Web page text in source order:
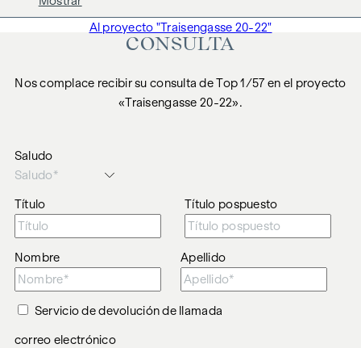
Al proyecto "Traisengasse 20-22"
CONSULTA
Nos complace recibir su consulta de Top 1/57 en el proyecto
«Traisengasse 20-22».
Saludo
Título Título pospuesto
Nombre Apellido
Servicio de devolución de llamada
correo electrónico